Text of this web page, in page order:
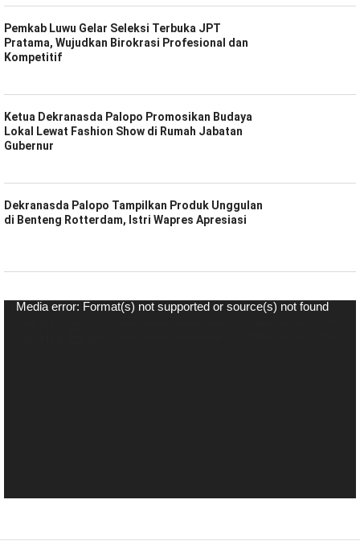
Pemkab Luwu Gelar Seleksi Terbuka JPT
Pratama, Wujudkan Birokrasi Profesional dan
Kompetitif
Ketua Dekranasda Palopo Promosikan Budaya
Lokal Lewat Fashion Show di Rumah Jabatan
Gubernur
Dekranasda Palopo Tampilkan Produk Unggulan
di Benteng Rotterdam, Istri Wapres Apresiasi
Pemutar
Media error: Format(s) not supported or source(s) not found